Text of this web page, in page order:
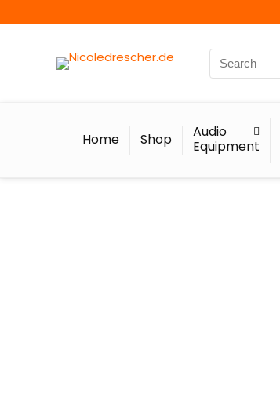
Home Shop
Audio
Equipment